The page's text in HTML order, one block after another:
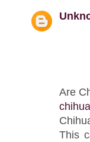
Are
This